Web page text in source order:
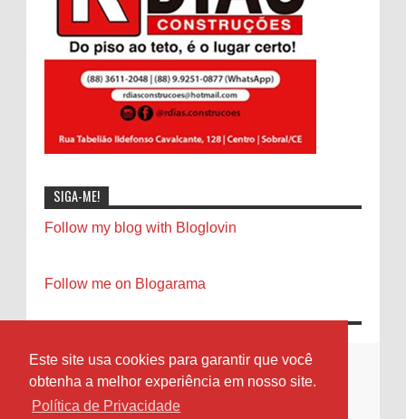
Este site usa cookies para garantir que você
obtenha a melhor experiência em nosso site.
Política de Privacidade
SIGA-ME!
Follow my blog with Bloglovin
Follow me on Blogarama